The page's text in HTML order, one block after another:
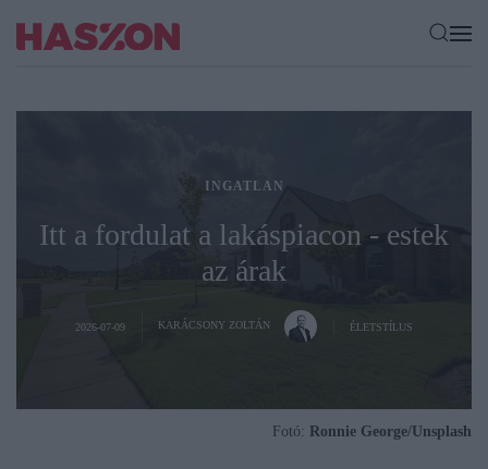
INGATLAN
Itt a fordulat a lakáspiacon - estek
az árak
2026-07-09 KARÁCSONY ZOLTÁN ÉLETSTÍLUS
Fotó: Ronnie George/Unsplash